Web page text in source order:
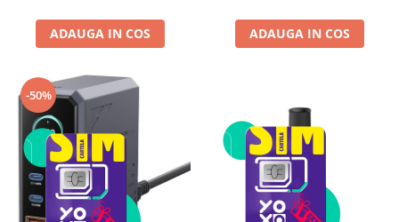
ADAUGA IN COS ADAUGA IN COS
-50%